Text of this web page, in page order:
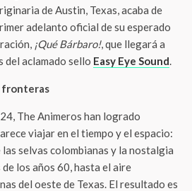
de Austin, Texas, acaba de
adelanto oficial de su esperado
¡Qué Bárbaro!, que llegará a
del aclamado sello Easy Eye Sound.
fronteras
The Animeros han logrado
viajar en el tiempo y el espacio:
selvas colombianas y la nostalgia
los años 60, hasta el aire
del oeste de Texas. El resultado es